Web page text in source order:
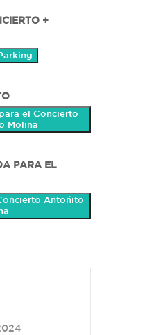
+
el Concierto
Molina
PARA EL
Antoñito